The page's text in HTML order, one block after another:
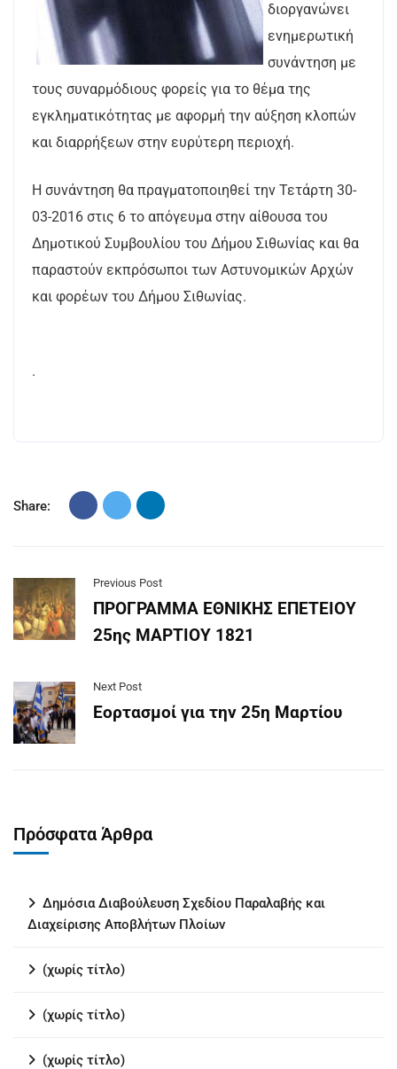
διοργανώνει
ενημερωτική
συνάντηση με
τους συναρμόδιους φορείς για το θέμα της
εγκληματικότητας με αφορμή την αύξηση κλοπών
και διαρρήξεων στην ευρύτερη περιοχή.
Η συνάντηση θα πραγματοποιηθεί την Τετάρτη 30-
03-2016 στις 6 το απόγευμα στην αίθουσα του
Δημοτικού Συμβουλίου του Δήμου Σιθωνίας και θα
παραστούν εκπρόσωποι των Αστυνομικών Αρχών
και φορέων του Δήμου Σιθωνίας.
.
Share:
Previous Post
ΠΡΟΓΡΑΜΜΑ ΕΘΝΙΚΗΣ ΕΠΕΤΕΙΟΥ
25ης ΜΑΡΤΙΟΥ 1821
Next Post
Εορτασμοί για την 25η Μαρτίου
Πρόσφατα Άρθρα
Δημόσια Διαβούλευση Σχεδίου Παραλαβής και
Διαχείρισης Αποβλήτων Πλοίων
(χωρίς τίτλο)
(χωρίς τίτλο)
(χωρίς τίτλο)